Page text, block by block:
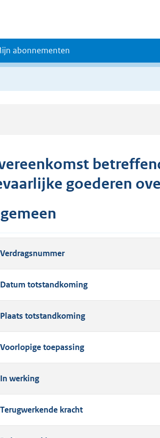
abonnementen
goederen
Verdragsnummer
Datum totstandkoming
Plaats totstandkoming
Voorlopige toepassing
In werking
Terugwerkende kracht